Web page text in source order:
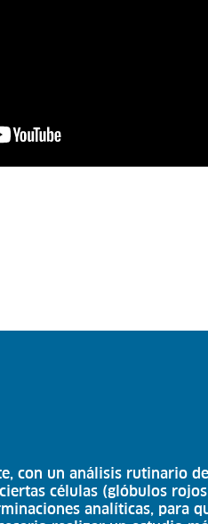
con un análisis rutinario
células (glóbulos
analíticas, para